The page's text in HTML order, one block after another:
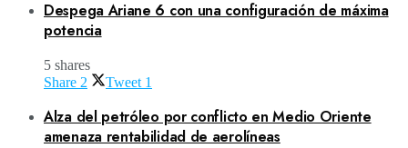
Despega Ariane 6 con una configuración de máxima
potencia
5 shares
Share 2 Tweet 1
Alza del petróleo por conflicto en Medio Oriente
amenaza rentabilidad de aerolíneas